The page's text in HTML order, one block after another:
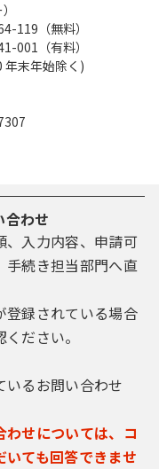
。利用者
ＲＬにアクセ
。
、構成団体に
情報を使用
ンする場合
れた利用者
使用します。
ビズＩＤアカ
あります。
構成団体
ウントの電
ＩＮＥに登
システムで
れる利用者
の送信時に
119（無料）
001（有料）
年末年始除く)
合わせ
、入力内容、申請可
手続き担当部門へ直
登録されている場合
ださい。
いるお問い合わせ
せについては、コ
ても回答できませ